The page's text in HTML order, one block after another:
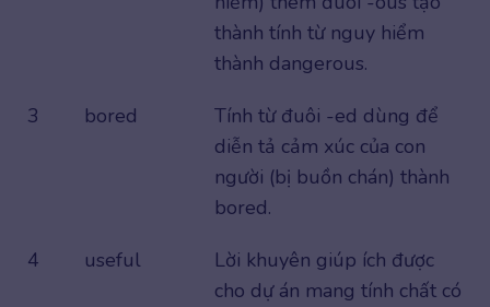
thành tính từ nguy hiểm
thành dangerous.
3
bored
Tính từ đuôi -ed dùng để
diễn tả cảm xúc của con
người (bị buồn chán) thành
bored.
4
useful
Lời khuyên giúp ích được
cho dự án mang tính chất có